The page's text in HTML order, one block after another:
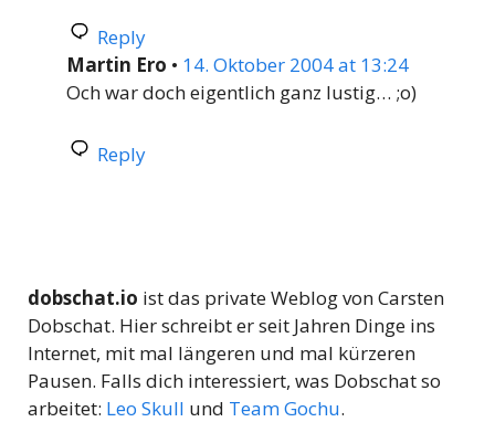
Reply
Martin Ero • 14. Oktober 2004 at 13:24
Och war doch eigentlich ganz lustig… ;o)
Reply
dobschat.io ist das private Weblog von Carsten
Dobschat. Hier schreibt er seit Jahren Dinge ins
Internet, mit mal längeren und mal kürzeren
Pausen. Falls dich interessiert, was Dobschat so
arbeitet: Leo Skull und Team Gochu.